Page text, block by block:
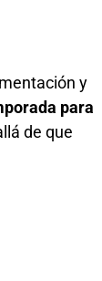
y
para
de que